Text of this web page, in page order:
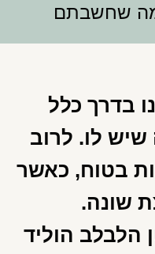
שחשבתם
בדרך כלל
לו. לרוב
בטוח, כאשר
שונה.
הוליד